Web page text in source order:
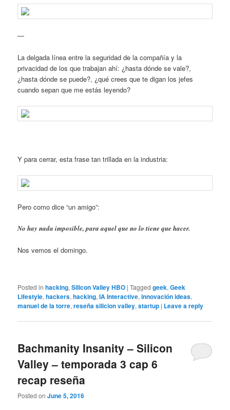
—
La delgada línea entre la seguridad de la compañía y la
privacidad de los que trabajan ahí: ¿hasta dónde se vale?,
¿hasta dónde se puede?, ¿qué crees que te digan los jefes
cuando sepan que me estás leyendo?
Y para cerrar, esta frase tan trillada en la industria:
Pero como dice “un amigo”:
No hay nada imposible, para aquel que no lo tiene que hacer.
Nos vemos el domingo.
Posted in hacking,Silicon Valley HBO |Tagged geek,Geek
Lifestyle,hackers,hacking,IA Interactive,innovación ideas,
manuel de la torre,reseña silicion valley,startup | Leave a reply
Bachmanity Insanity – Silicon
Valley – temporada 3 cap 6
recap reseña
Posted onJune 5, 2016